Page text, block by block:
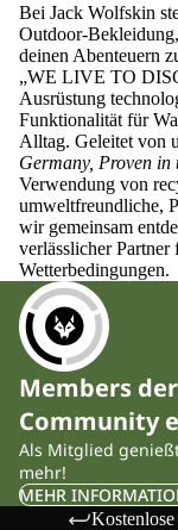
Bei Jack Wolfskin
Outdoor-
deinen Abenteuern
„WE LIVE TO
Ausrüstung
Funktionalität für
Alltag. Geleitet von
Germany, Proven in
Verwendung von
umweltfreundliche,
wir gemeinsam
verlässlicher
Wetterbedingungen.
Members
Community
Als Mitglied
mehr!
MEHR